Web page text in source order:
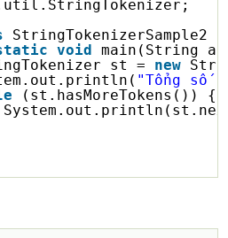
StringTokenizerSample2 {
void
main(String
st = new
"Tổng số
(st.hasMoreTokens()) {